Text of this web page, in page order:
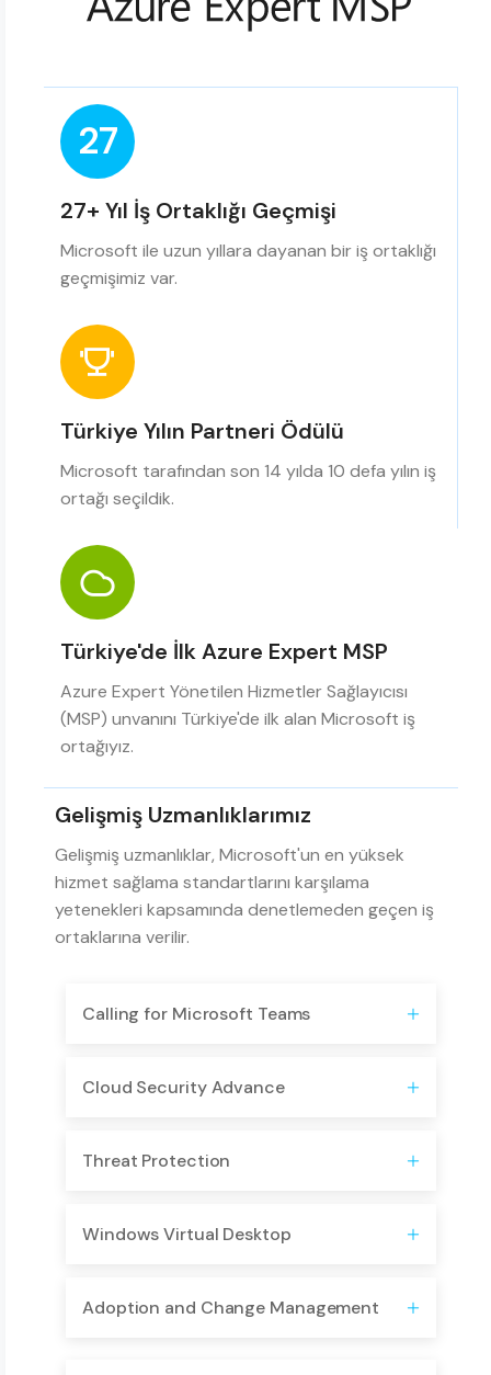
27
27+ Yıl İş Ortaklığı Geçmişi
Microsoft ile uzun yıllara dayanan bir iş ortaklığı
geçmişimiz var.
Türkiye Yılın Partneri Ödülü
Microsoft tarafından son 14 yılda 10 defa yılın iş
ortağı seçildik.
Türkiye'de İlk Azure Expert MSP
Azure Expert Yönetilen Hizmetler Sağlayıcısı
(MSP) unvanını Türkiye'de ilk alan Microsoft iş
ortağıyız.
Gelişmiş Uzmanlıklarımız
Gelişmiş uzmanlıklar, Microsoft'un en yüksek
hizmet sağlama standartlarını karşılama
yetenekleri kapsamında denetlemeden geçen iş
ortaklarına verilir.
Calling for Microsoft Teams
Cloud Security Advance
Threat Protection
​Windows Virtual Desktop
Adoption and Change Management